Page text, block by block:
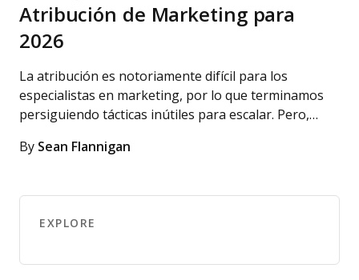
Atribución de Marketing para
2026
La atribución es notoriamente difícil para los
especialistas en marketing, por lo que terminamos
persiguiendo tácticas inútiles para escalar. Pero,…
By Sean Flannigan
EXPLORE